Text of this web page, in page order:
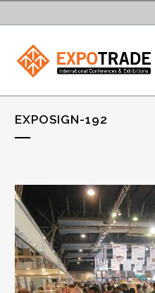
EXPOSIGN-192